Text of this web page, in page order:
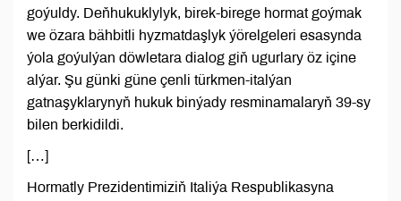
goýuldy. Deňhukuklylyk, birek-birege hormat goýmak
we özara bähbitli hyzmatdaşlyk ýörelgeleri esasynda
ýola goýulýan döwletara dialog giň ugurlary öz içine
alýar. Şu günki güne çenli türkmen-italýan
gatnaşyklarynyň hukuk binýady resminamalaryň 39-sy
bilen berkidildi.
[…]
Hormatly Prezidentimiziň Italiýa Respublikasyna